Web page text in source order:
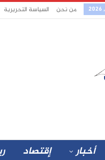
من نحن السياسة التحريرية
أخبار إقتصاد